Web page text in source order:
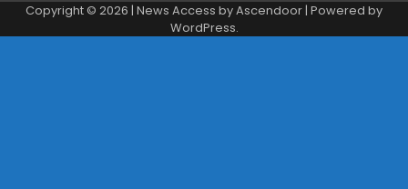
Copyright © 2026 | News Access byAscendoor| Powered by
WordPress.